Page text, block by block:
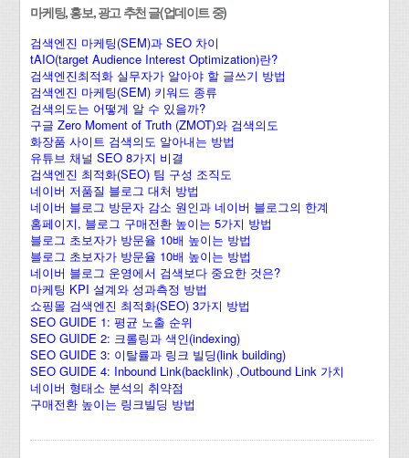
마케팅, 홍보, 광고 추천 글(업데이트 중)
검색엔진 마케팅(SEM)과 SEO 차이
tAIO(target Audience Interest Optimization)란?
검색엔진최적화 실무자가 알아야 할 글쓰기 방법
검색엔진 마케팅(SEM) 키워드 종류
검색의도는 어떻게 알 수 있을까?
구글 Zero Moment of Truth (ZMOT)와 검색의도
화장품 사이트 검색의도 알아내는 방법
유튜브 채널 SEO 8가지 비결
검색엔진 최적화(SEO) 팀 구성 조직도
네이버 저품질 블로그 대처 방법
네이버 블로그 방문자 감소 원인과 네이버 블로그의 한계
홈페이지, 블로그 구매전환 높이는 5가지 방법
블로그 초보자가 방문율 10배 높이는 방법
블로그 초보자가 방문율 10배 높이는 방법
네이버 블로그 운영에서 검색보다 중요한 것은?
마케팅 KPI 설계와 성과측정 방법
쇼핑몰 검색엔진 최적화(SEO) 3가지 방법
SEO GUIDE 1: 평균 노출 순위
SEO GUIDE 2: 크롤링과 색인(indexing)
SEO GUIDE 3: 이탈률과 링크 빌딩(link building)
SEO GUIDE 4: Inbound Link(backlink) ,Outbound Link 가치
네이버 형태소 분석의 취약점
구매전환 높이는 링크빌딩 방법